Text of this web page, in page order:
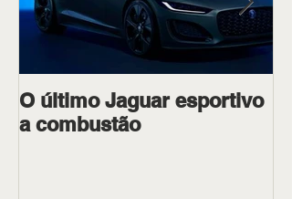
O último Jaguar esportivo
a combustão